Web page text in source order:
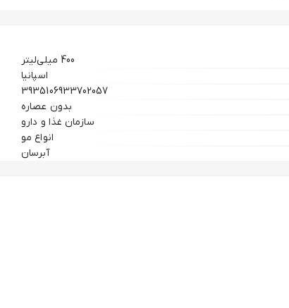
400 میلی‌لیتر
اسپانیا
3935106933702057
بدون عصاره
سازمان غذا و دارو
انواع مو
آبرسان